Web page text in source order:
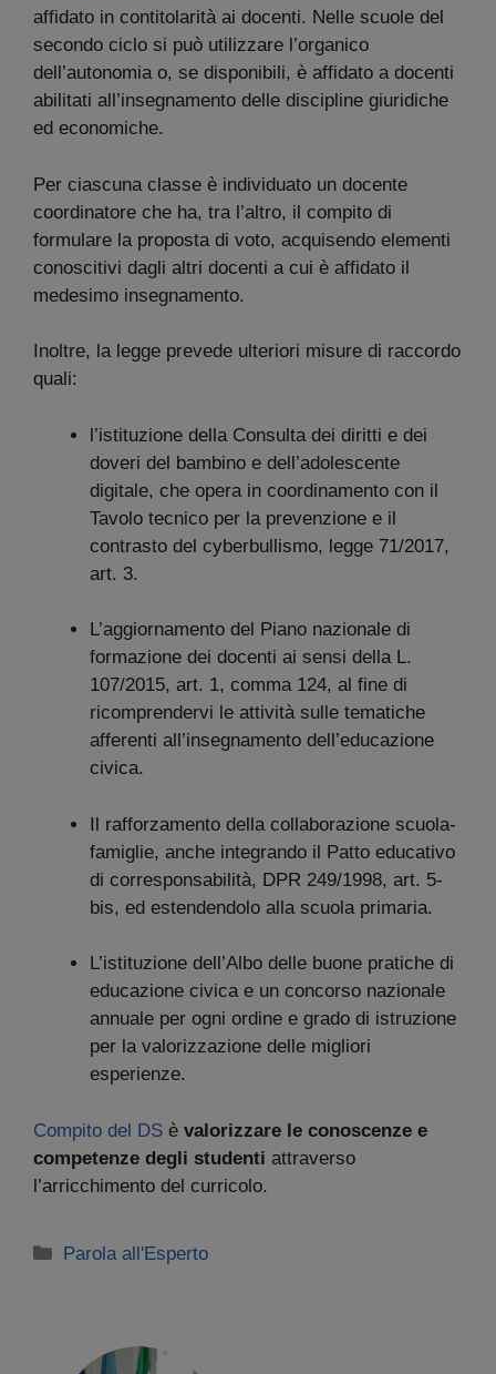
affidato in contitolarità ai docenti. Nelle scuole del
secondo ciclo si può utilizzare l’organico
dell’autonomia o, se disponibili, è affidato a docenti
abilitati all’insegnamento delle discipline giuridiche
ed economiche.
Per ciascuna classe è individuato un docente
coordinatore che ha, tra l’altro, il compito di
formulare la proposta di voto, acquisendo elementi
conoscitivi dagli altri docenti a cui è affidato il
medesimo insegnamento.
Inoltre, la legge prevede ulteriori misure di raccordo
quali:
l’istituzione della Consulta dei diritti e dei
doveri del bambino e dell’adolescente
digitale, che opera in coordinamento con il
Tavolo tecnico per la prevenzione e il
contrasto del cyberbullismo, legge 71/2017,
art. 3.
L’aggiornamento del Piano nazionale di
formazione dei docenti ai sensi della L.
107/2015, art. 1, comma 124, al fine di
ricomprendervi le attività sulle tematiche
afferenti all’insegnamento dell’educazione
civica.
Il rafforzamento della collaborazione scuola-
famiglie, anche integrando il Patto educativo
di corresponsabilità, DPR 249/1998, art. 5-
bis, ed estendendolo alla scuola primaria.
L’istituzione dell’Albo delle buone pratiche di
educazione civica e un concorso nazionale
annuale per ogni ordine e grado di istruzione
per la valorizzazione delle migliori
esperienze.
Compito del DS è valorizzare le conoscenze e
competenze degli studenti attraverso
l’arricchimento del curricolo.
Categorie
Parola all'Esperto